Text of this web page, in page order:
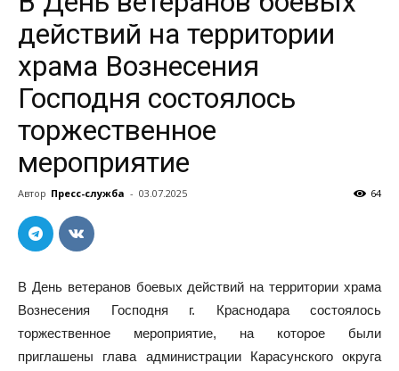
действий на территории
храма Вознесения
Господня состоялось
торжественное
мероприятие
Автор Пресс-служба - 03.07.2025 64
В День ветеранов боевых действий на территории храма
Вознесения Господня г. Краснодара состоялось
торжественное мероприятие, на которое были
приглашены глава администрации Карасунского округа